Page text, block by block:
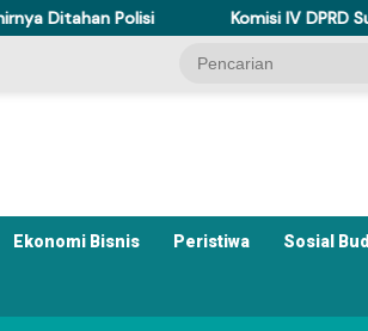
Komisi IV DPRD Sulteng Perkuat
Ekonomi Bisnis Peristiwa Sosial